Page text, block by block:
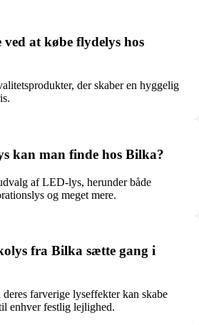
at købe flydelys hos
der skaber en hyggelig
kan man finde hos Bilka?
af LED-lys, herunder både
og meget mere.
fra Bilka sætte gang i
farverige lyseffekter kan skabe
enhver festlig lejlighed.